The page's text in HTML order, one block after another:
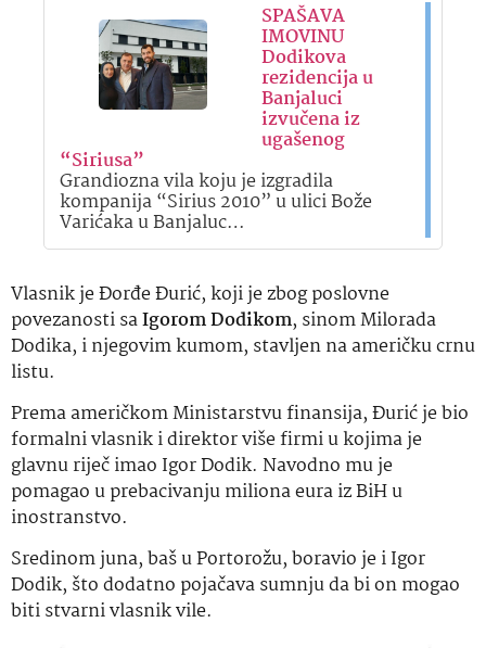
SPAŠAVA
IMOVINU
Dodikova
rezidencija u
Banjaluci
izvučena iz
ugašenog
“Siriusa”
Grandiozna vila koju je izgradila
kompanija “Sirius 2010” u ulici Bože
Varićaka u Banjaluc…
Vlasnik je Đorđe Đurić, koji je zbog poslovne
povezanosti saIgorom Dodikom, sinom Milorada
Dodika, i njegovim kumom, stavljen na američku crnu
listu.
Prema američkom Ministarstvu finansija, Đurić je bio
formalni vlasnik i direktor više firmi u kojima je
glavnu riječ imao Igor Dodik. Navodno mu je
pomagao u prebacivanju miliona eura iz BiH u
inostranstvo.
Sredinom juna, baš u Portorožu, boravio je i Igor
Dodik, što dodatno pojačava sumnju da bi on mogao
biti stvarni vlasnik vile.